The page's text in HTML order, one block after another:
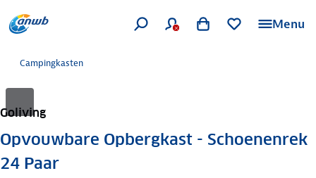
Menu
Campingkasten
Goliving
Opvouwbare Opbergkast - Schoenenrek
24 Paar